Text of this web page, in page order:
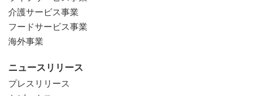
介護サービス事業
フードサービス事業
海外事業
ニュースリリース
プレスリリース